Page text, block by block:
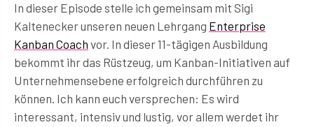
In dieser Episode stelle ich gemeinsam mit Sigi
Kaltenecker unseren neuen Lehrgang Enterprise
Kanban Coach vor. In dieser 11-tägigen Ausbildung
bekommt ihr das Rüstzeug, um Kanban-Initiativen auf
Unternehmensebene erfolgreich durchführen zu
können. Ich kann euch versprechen: Es wird
interessant, intensiv und lustig, vor allem werdet ihr